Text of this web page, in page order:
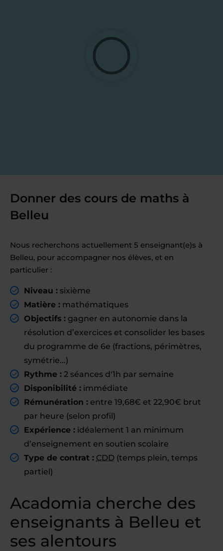
Donner des cours de maths à
Belleu
Nous recherchons actuellement 5 enseignant(e)s à
Belleu, pour accompagner nos élèves, et en
particulier :
Niveau : sixième
Matière : mathématiques
Objectifs : gagner en autonomie dans la
résolution d’exercices et consolider les bases
du programme de 6e (fractions, périmètres,
symétrie...)
Rythme : 2 séances d'1h par semaine
Disponibilité : immédiate
Rémunération : entre 19,68€ et 22,90€ brut
par heure (selon profil)
Expérience : idéalement 1 an minimum
d’enseignement en soutien scolaire
Type de contrat : CDD (temps plein, temps
partiel)
Acadomia cherche des
enseignants à Belleu et
ses alentours